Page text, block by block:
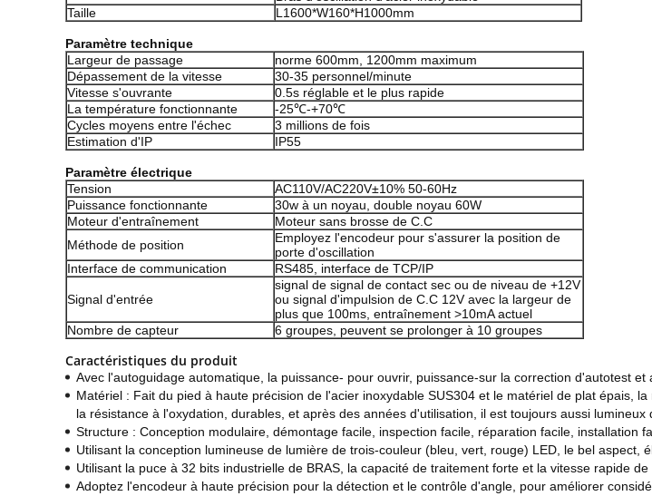
Taille
L1600*W160*H1000mm
Paramètre technique
Largeur de passage
norme 600mm, 1200mm maximum
Dépassement de la vitesse
30-35 personnel/minute
Vitesse s'ouvrante
0.5s réglable et le plus rapide
La température fonctionnante
-25℃-+70℃
Cycles moyens entre l'échec
3 millions de fois
Estimation d'IP
IP55
Paramètre électrique
Tension
AC110V/AC220V±10% 50-60Hz
Puissance fonctionnante
30w à un noyau, double noyau 60W
Moteur d'entraînement
Moteur sans brosse de C.C
Méthode de position
Employez l'encodeur pour s'assurer la position de
porte d'oscillation
Interface de communication
RS485, interface de TCP/IP
Signal d'entrée
signal de signal de contact sec ou de niveau de +12V
ou signal d'impulsion de C.C 12V avec la largeur de
plus que 100ms, entraînement >10mA actuel
Nombre de capteur
6 groupes, peuvent se prolonger à 10 groupes
Caractéristiques du produit
Avec l'autoguidage automatique, la puissance- pour ouvrir, puissance-sur la correction d'autotest
Matériel : Fait du pied à haute précision de l'acier inoxydable SUS304 et le matériel de plat épais,
la résistance à l'oxydation, durables, et après des années d'utilisation, il est toujours aussi
Structure : Conception modulaire, démontage facile, inspection facile, réparation facile, installation
Utilisant la conception lumineuse de lumière de trois-couleur (bleu, vert, rouge) LED, le bel aspect,
Utilisant la puce à 32 bits industrielle de BRAS, la capacité de traitement forte et la vitesse rapide de
Adoptez l'encodeur à haute précision pour la détection et le contrôle d'angle, pour améliorer